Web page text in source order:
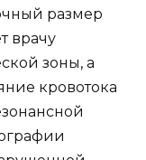
размер
врачу
зоны, а
кровотока